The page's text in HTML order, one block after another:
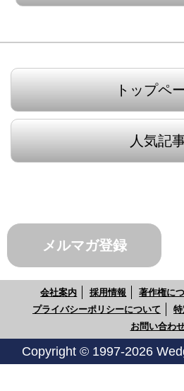
トップペ
人気記
メルマガ登録
会社案内 採用情報 著作権に
プライバシーポリシーについて
お問い合わ
Copyright © 1997-2026